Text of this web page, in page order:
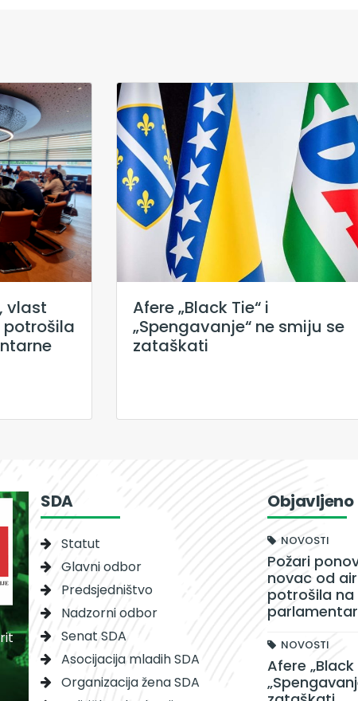
vlast
Afere „Black Tie“ i
„Spengavanje“ ne smiju se
zataškati
SDA
Statut
Glavni odbor
Predsjedništvo
Nadzorni odbor
Senat SDA
Asocijacija mladih SDA
Organizacija žena SDA
Objavljeno
NOVOSTI
Požari
novac od
potrošila na
NOVOSTI
Afere „Black